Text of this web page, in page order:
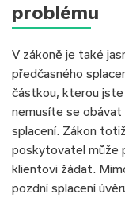
problému
V zákoně je také
předčasného
částkou, kterou
nemusíte se obávat
splacení. Zákon
poskytovatel může
klientovi žádat.
pozdní splacení